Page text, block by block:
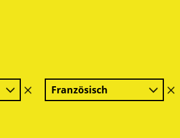
Filter
löschen
Französisch